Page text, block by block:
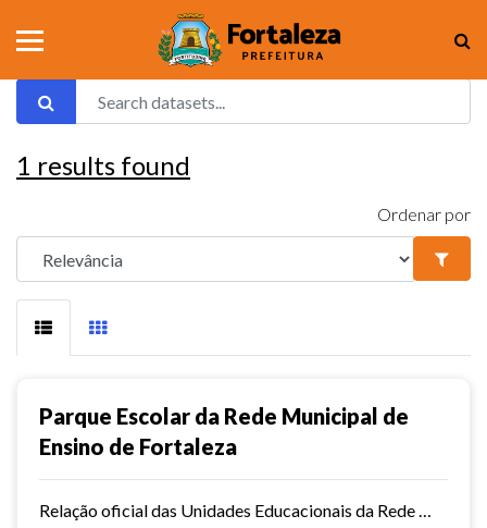
1 results found
Ordenar por
Parque Escolar da Rede Municipal de
Ensino de Fortaleza